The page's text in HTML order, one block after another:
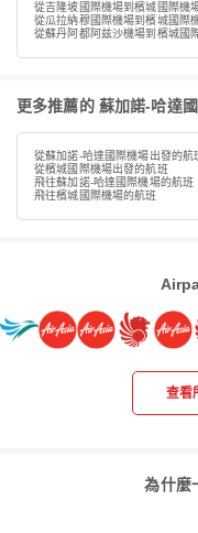
從吉隆坡國際機場到檳城國際機
從瓜拉納穆國際機場到檳城國際
從蘇丹阿都阿兹沙機場到檳城國
更多推薦的 蘇加諾-哈達
從蘇加諾-哈達國際機場出發的航
從檳城國際機場出發的航班
飛往蘇加諾-哈達國際機場的航班
飛往檳城國際機場的航班
查看
為什麼